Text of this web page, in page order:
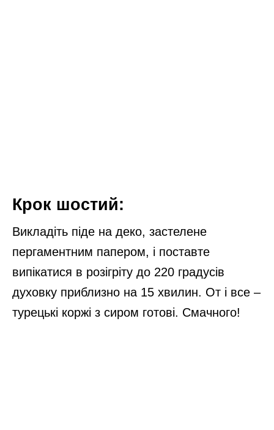
Крок шостий:
Викладіть піде на деко, застелене
пергаментним папером, і поставте
випікатися в розігріту до 220 градусів
духовку приблизно на 15 хвилин. От і все –
турецькі коржі з сиром готові. Смачного!